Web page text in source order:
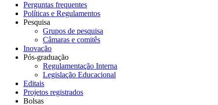
Perguntas frequentes
Políticas e Regulamentos
Pesquisa
Grupos de pesquisa
Câmaras e comitês
Inovação
Pós-graduação
Regulamentação Interna
Legislação Educacional
Editais
Projetos registrados
Bolsas